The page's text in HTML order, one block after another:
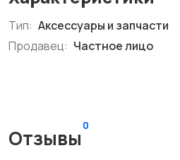
Тип: Аксессуары и запчасти
Продавец: Частное лицо
Отзывы
0